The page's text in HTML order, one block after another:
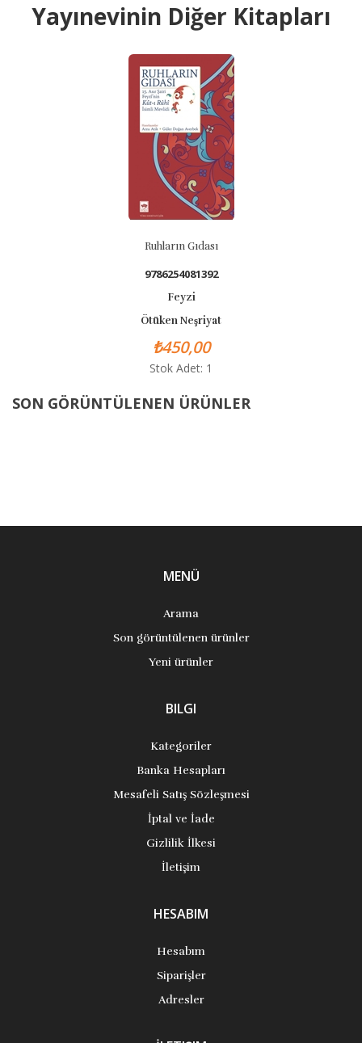
Yayınevinin Diğer Kitapları
Ruhların Gıdası
9786254081392
Ötüken Neşriyat
₺450,00
Stok Adet: 1
SON GÖRÜNTÜLENEN ÜRÜNLER
MENÜ
Arama
Son görüntülenen ürünler
Yeni ürünler
BILGI
Kategoriler
Banka Hesapları
Mesafeli Satış Sözleşmesi
İptal ve İade
Gizlilik İlkesi
İletişim
HESABIM
Hesabım
Siparişler
Adresler